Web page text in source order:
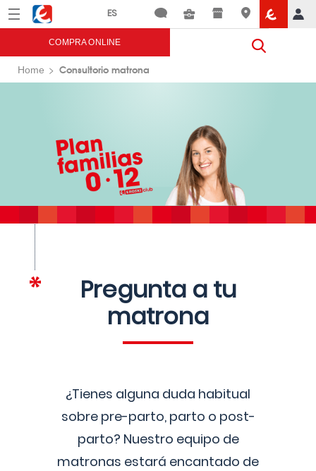
Menú Eroski
COMPRA ONLINE
Home Consultorio matrona
Pregunta a tu
matrona
¿Tienes alguna duda habitual
sobre pre-parto, parto o post-
parto? Nuestro equipo de
matronas estará encantado de